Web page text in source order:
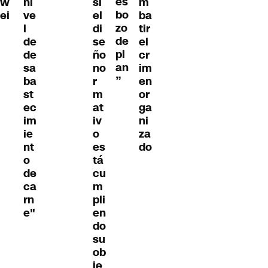
ei
ve
l
de
de
sa
ba
st
ec
im
ie
nt
o
de
ca
rn
e"
el
di
se
ño
no
r
m
at
iv
o
es
tá
cu
m
pli
en
do
su
ob
bo
zo
de
pl
an
”
ba
tir
el
cr
im
en
or
ga
ni
za
do